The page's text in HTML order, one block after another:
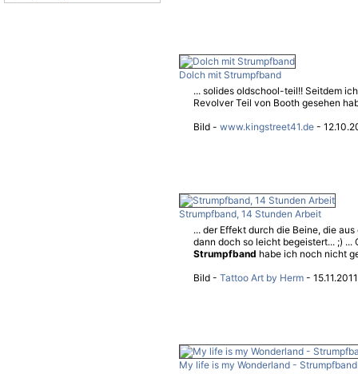
Dolch mit Strumpfband
... solides oldschool-teil!! Seitdem
Revolver Teil von Booth gesehen
Bild - www.kingstreet41.de -
Strumpfband, 14 Stunden Arbeit
... der Effekt durch die Beine, die
dann doch so leicht begeistert... ;)
Strumpfband habe ich noch nicht
Bild - Tattoo Art by Herm -
My life is my Wonderland - Strumpfband